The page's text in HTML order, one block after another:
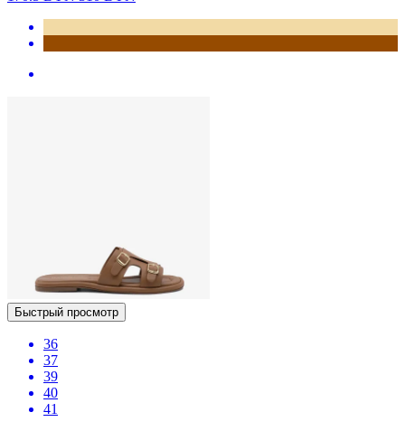
Быстрый просмотр
36
37
39
40
41